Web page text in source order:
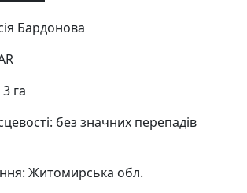
Бардонова
га
без значних перепадів
Житомирська обл.